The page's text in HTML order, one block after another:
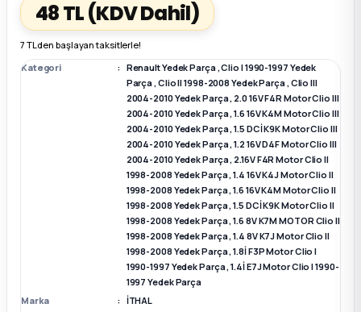
Parça
Parça
48 TL(KDV Dahil)
7 TL den başlayan taksitlerle!
Kategori
Renault Yedek Parça,Clio I 1990-1997 Yedek
Parça,Clio II 1998-2008 Yedek Parça,Clio III
2004-2010 Yedek Parça, 2.0 16V F4R Motor Clio III
2004-2010 Yedek Parça,1.6 16V K4M Motor Clio III
2004-2010 Yedek Parça,1.5 DCİ K9K Motor Clio III
2004-2010 Yedek Parça,1.2 16V D4F Motor Clio III
2004-2010 Yedek Parça, 2.16V F4R Motor Clio II
1998-2008 Yedek Parça,1.4 16V K4J Motor Clio II
1998-2008 Yedek Parça,1.6 16V K4M Motor Clio II
1998-2008 Yedek Parça,1.5 DCİ K9K Motor Clio II
1998-2008 Yedek Parça,1.6 8V K7M MOTOR Clio II
1998-2008 Yedek Parça,1.4 8V K7J Motor Clio II
1998-2008 Yedek Parça,1.8İ F3P Motor Clio I
1990-1997 Yedek Parça,1.4İ E7J Motor Clio I 1990-
1997 Yedek Parça
Marka
İTHAL